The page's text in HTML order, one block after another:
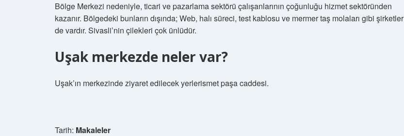
Bölge Merkezi nedeniyle, ticari ve pazarlama sektörü çalışanlarının çoğunluğu hizmet sektöründen
kazanır. Bölgedeki bunların dışında; Web, halı süreci, test kablosu ve mermer taş molaları gibi şirketler
de vardır. Sivasli’nin çilekleri çok ünlüdür.
Uşak merkezde neler var?
Uşak’ın merkezinde ziyaret edilecek yerlerismet paşa caddesi.
Tarih: Makaleler